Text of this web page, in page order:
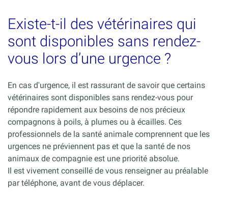
Existe-t-il des vétérinaires qui
sont disponibles sans rendez-
vous lors d’une urgence ?
En cas d'urgence, il est rassurant de savoir que certains
vétérinaires sont disponibles sans rendez-vous pour
répondre rapidement aux besoins de nos précieux
compagnons à poils, à plumes ou à écailles. Ces
professionnels de la santé animale comprennent que les
urgences ne préviennent pas et que la santé de nos
animaux de compagnie est une priorité absolue.
Il est vivement conseillé de vous renseigner au préalable
par téléphone, avant de vous déplacer.